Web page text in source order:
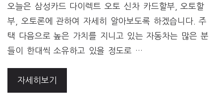
오늘은 삼성카드 다이렉트 오토 신차 카드할부, 오토할
부, 오토론에 관하여 자세히 알아보도록 하겠습니다. 주
택 다음으로 높은 가치를 지니고 있는 자동차는 많은 분
들이 한대씩 소유하고 있을 정도로 …
자세히보기